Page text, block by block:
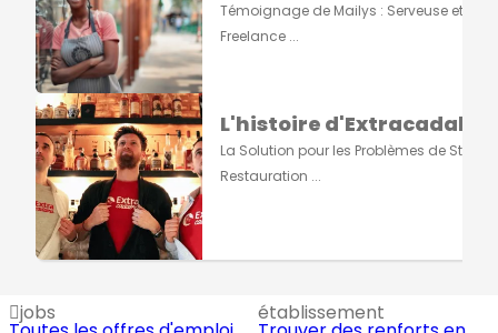
Témoignage de Mailys : Serveuse et
Freelance ...
L'histoire d'Extracadabra
La Solution pour les Problèmes de Staff
Restauration ...
jobs établissement